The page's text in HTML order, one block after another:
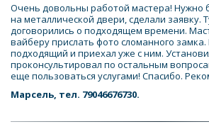
Очень довольны работой мастера! Нужно
на металлической двери, сделали заявку.
договорились о подходящем времени.
вайберу прислать фото сломанного
подходящий и приехал уже с ним.
проконсультировал по остальным
еще пользоваться услугами! Спасибо.
Марсель, тел. 79046676730.